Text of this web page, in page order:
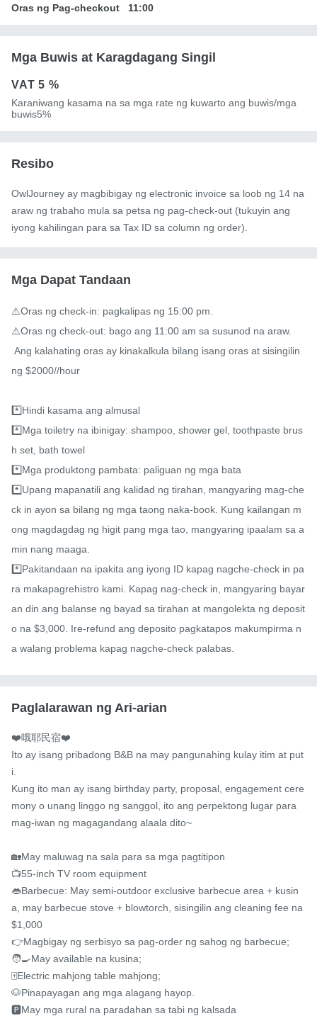
Oras ng Pag-checkout 11:00
Mga Buwis at Karagdagang Singil
VAT5 %
Karaniwang kasama na sa mga rate ng kuwarto ang buwis/mga
buwis5%
Resibo
OwlJourney ay magbibigay ng electronic invoice sa loob ng 14 na
araw ng trabaho mula sa petsa ng pag-check-out (tukuyin ang
iyong kahilingan para sa Tax ID sa column ng order).
Mga Dapat Tandaan
⚠️Oras ng check-in: pagkalipas ng 15:00 pm.
⚠️Oras ng check-out: bago ang 11:00 am sa susunod na araw.
ng $2000//hour
*️⃣Hindi kasama ang almusal
*️⃣Mga toiletry na ibinigay: shampoo, shower gel, toothpaste brus
h set, bath towel
*️⃣Mga produktong pambata: paliguan ng mga bata
*️⃣Upang mapanatili ang kalidad ng tirahan, mangyaring mag-che
ck in ayon sa bilang ng mga taong naka-book. Kung kailangan m
ong magdagdag ng higit pang mga tao, mangyaring ipaalam sa a
min nang maaga.
*️⃣Pakitandaan na ipakita ang iyong ID kapag nagche-check in pa
ra makapagrehistro kami. Kapag nag-check in, mangyaring bayar
an din ang balanse ng bayad sa tirahan at mangolekta ng deposit
o na $3,000. Ire-refund ang deposito pagkatapos makumpirma n
a walang problema kapag nagche-check palabas.
Paglalarawan ng Ari-arian
❤️哦耶民宿❤️
Ito ay isang pribadong B&B na may pangunahing kulay itim at put
i.
Kung ito man ay isang birthday party, proposal, engagement cere
mony o unang linggo ng sanggol, ito ang perpektong lugar para
mag-iwan ng magagandang alaala dito~
🏡May maluwag na sala para sa mga pagtitipon
📺55-inch TV room equipment
👄Barbecue: May semi-outdoor exclusive barbecue area + kusin
a, may barbecue stove + blowtorch, sisingilin ang cleaning fee na
$1,000
👉Magbigay ng serbisyo sa pag-order ng sahog ng barbecue;
🧑‍🍳May available na kusina;
🀄️Electric mahjong table mahjong;
🐶Pinapayagan ang mga alagang hayop.
🅿️May mga rural na paradahan sa tabi ng kalsada